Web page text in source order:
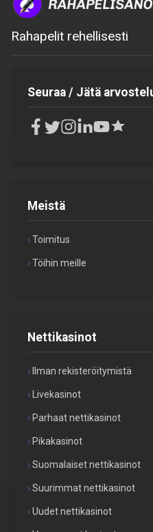
Rahapelit rehellisesti
Meistä
Toimitus
Töihin meille
Nettikasinot
Ilman rekisteröitymistä
Livekasinot
Parhaat nettikasinot
Pikakasinot
Suomalaiset nettikasinot
Suurimmat nettikasinot
Uudet nettikasinot
Seuraa / Jätä